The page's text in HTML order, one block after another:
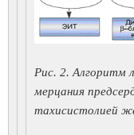
Рис. 2. Алгоритм
мерцания
тахисистолией